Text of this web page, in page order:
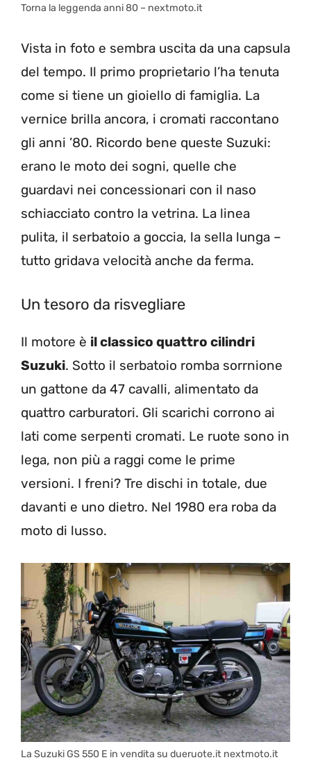
Torna la leggenda anni 80 – nextmoto.it
Vista in foto e sembra uscita da una capsula
del tempo. Il primo proprietario l’ha tenuta
come si tiene un gioiello di famiglia. La
vernice brilla ancora, i cromati raccontano
gli anni ’80. Ricordo bene queste Suzuki:
erano le moto dei sogni, quelle che
guardavi nei concessionari con il naso
schiacciato contro la vetrina. La linea
pulita, il serbatoio a goccia, la sella lunga –
tutto gridava velocità anche da ferma.
Un tesoro da risvegliare
Il motore è il classico quattro cilindri
Suzuki. Sotto il serbatoio romba sorrnione
un gattone da 47 cavalli, alimentato da
quattro carburatori. Gli scarichi corrono ai
lati come serpenti cromati. Le ruote sono in
lega, non più a raggi come le prime
versioni. I freni? Tre dischi in totale, due
davanti e uno dietro. Nel 1980 era roba da
moto di lusso.
La Suzuki GS 550 E in vendita su dueruote.it nextmoto.it